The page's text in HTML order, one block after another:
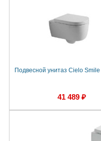
Подвесной унитаз Cielo
41 489 ₽